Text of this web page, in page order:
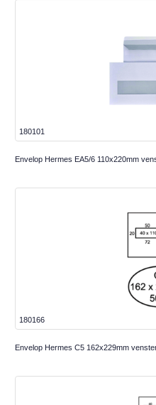
180101
Envelop Hermes EA5/6 110x220mm
180166
Envelop Hermes C5 162x229mm